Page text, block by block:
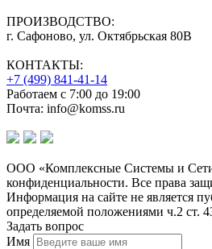
ПРОИЗВОДСТВО:
г. Сафоново, ул. Октябрьская 80В
КОНТАКТЫ:
+7 (499) 841-41-14
Работаем с 7:00 до 19:00
Почта: info@komss.ru
ООО «Комплексные Системы и
конфиденциальности. Все права
Информация на сайте не является
определяемой положениями ч.2 ст.
Задать вопрос
Имя